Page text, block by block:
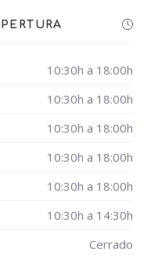
10:30h a 18:00h
10:30h a 18:00h
10:30h a 18:00h
10:30h a 18:00h
10:30h a 18:00h
10:30h a 14:30h
Cerrado